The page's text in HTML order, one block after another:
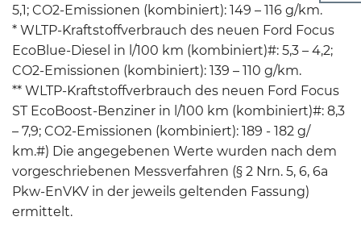
5,1; CO2-Emissionen (kombiniert): 149 – 116 g/km.
* WLTP-Kraftstoffverbrauch des neuen Ford Focus
EcoBlue-Diesel in l/100 km (kombiniert)#: 5,3 – 4,2;
CO2-Emissionen (kombiniert): 139 – 110 g/km.
** WLTP-Kraftstoffverbrauch des neuen Ford Focus
ST EcoBoost-Benziner in l/100 km (kombiniert)#: 8,3
– 7,9; CO2-Emissionen (kombiniert): 189 - 182 g/
km.#) Die angegebenen Werte wurden nach dem
vorgeschriebenen Messverfahren (§ 2 Nrn. 5, 6, 6a
Pkw-EnVKV in der jeweils geltenden Fassung)
ermittelt.